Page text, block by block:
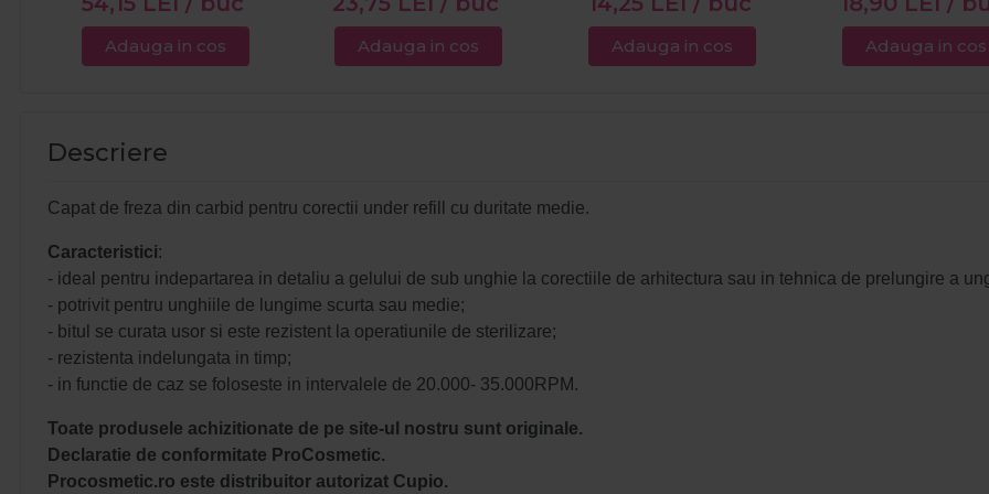
Adauga in cos Adauga in cos Adauga in cos Adauga in cos
Descriere
Capat de freza din carbid pentru corectii under refill cu duritate medie.
Caracteristici:
- ideal pentru indepartarea in detaliu a gelului de sub unghie la corectiile de arhitectura sau in tehnica de prelungire a
- potrivit pentru unghiile de lungime scurta sau medie;
- bitul se curata usor si este rezistent la operatiunile de sterilizare;
- rezistenta indelungata in timp;
- in functie de caz se foloseste in intervalele de 20.000- 35.000RPM.
Toate produsele achizitionate de pe site-ul nostru sunt originale.
Declaratie de conformitate ProCosmetic.
Procosmetic.ro este distribuitor autorizat Cupio.